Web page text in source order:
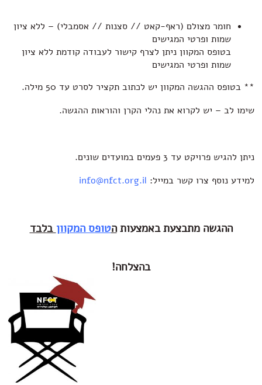
חומר מצולם (ראף-קאט // סצנות // אסמבלי) – ללא ציון
שמות ופרטי המגישים
בטופס המקוון ניתן לצרף קישור לעבודה קודמת ללא ציון
שמות ופרטי המגישים
** בטופס ההגשה המקוון יש לכתוב תקציר לסרט עד 50 מילה.
שימו לב – יש לקרוא אתנהלי הקרן והוראות ההגשה.
ניתן להגיש פרויקט עד 3 פעמים במועדים שונים.
למידע נוסף צרו קשר במייל: info@nfct.org.il
ההגשה מתבצעת באמצעותהטופס המקוון בלבד
בהצלחה!